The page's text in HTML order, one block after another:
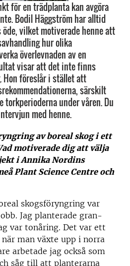
för en trädplanta kan avgöra
Bodil Häggström har alltid
vilket motiverade henne att
hur olika
överlevnaden av en
visar att det inte finns
Hon föreslår i stället att
särskilt
torkperioderna under våren. Du
med henne.
av boreal skog i ett
motiverade dig att välja
i Annika Nordins
Plant Science Centre och
skogsföryngring var
Jag planterade gran-
var tonåring. Det var ett
man växte upp i norra
arbetade jag också som
såg till att planterarna